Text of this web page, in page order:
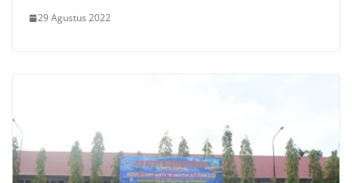
29 Agustus 2022